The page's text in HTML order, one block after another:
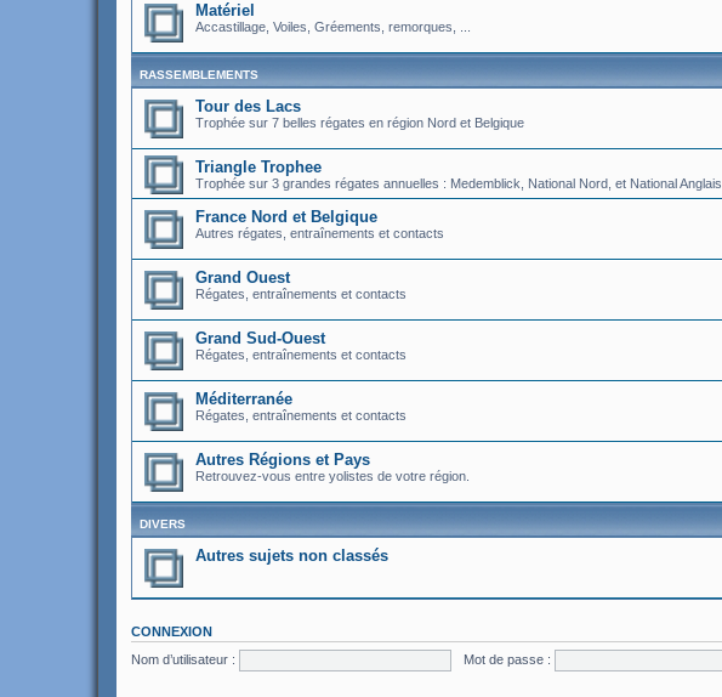
Matériel
Accastillage, Voiles, Gréements, remorques, ...
RASSEMBLEMENTS
Tour des Lacs
Trophée sur 7 belles régates en région Nord et Belgique
Triangle Trophee
Trophée sur 3 grandes régates annuelles : Medemblick, National Nord, et National Anglais
France Nord et Belgique
Autres régates, entraînements et contacts
Grand Ouest
Régates, entraînements et contacts
Grand Sud-Ouest
Régates, entraînements et contacts
Méditerranée
Régates, entraînements et contacts
Autres Régions et Pays
Retrouvez-vous entre yolistes de votre région.
DIVERS
Autres sujets non classés
CONNEXION
Nom d’utilisateur :
Mot de passe :